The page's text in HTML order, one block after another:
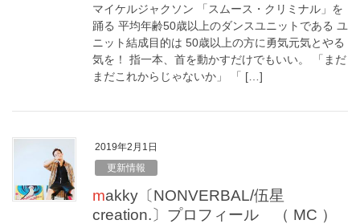
マイケルジャクソン 「スムース・クリミナル」を
踊る 平均年齢50歳以上のダンスユニットである ユ
ニット結成目的は 50歳以上の方に勇気元気とやる
気を！ 指一本、首を動かすだけでもいい。 「まだ
まだこれからじゃないか」 「 […]
2019年2月1日
更新情報
makky〔NONVERBAL/伍星
creation.〕プロフィール （ MC ）